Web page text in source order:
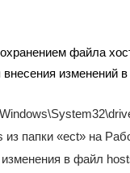
файла
изменений
папки «ect» на
в файл